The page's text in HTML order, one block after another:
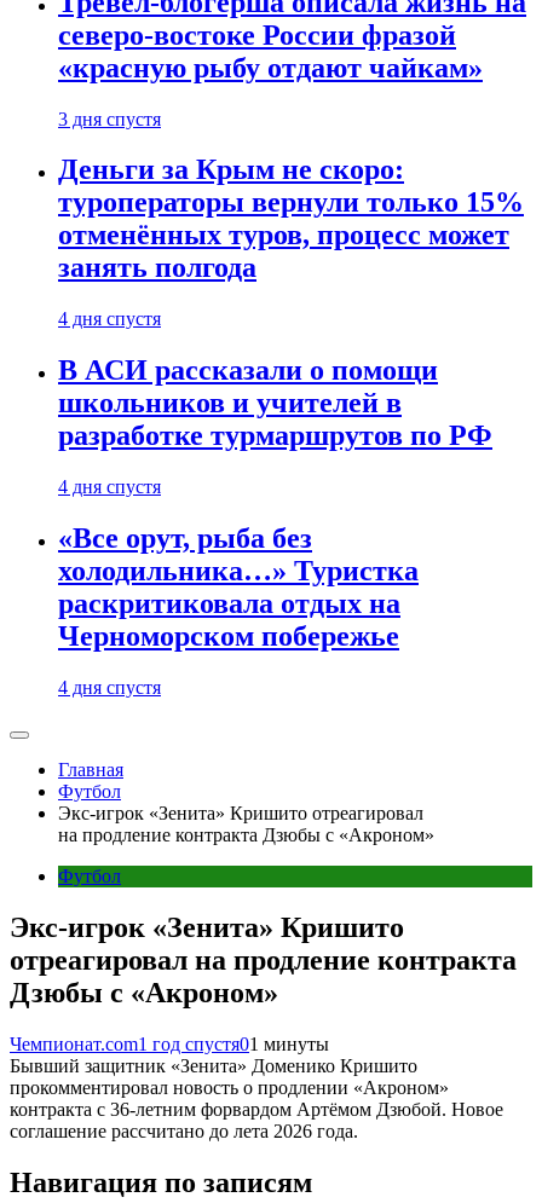
северо-востоке России фразой
«красную рыбу отдают чайкам»
3 дня спустя
Деньги за Крым не скоро:
туроператоры вернули только 15%
отменённых туров, процесс может
занять полгода
4 дня спустя
В АСИ рассказали о помощи
школьников и учителей в
разработке турмаршрутов по РФ
4 дня спустя
«Все орут, рыба без
холодильника…» Туристка
раскритиковала отдых на
Черноморском побережье
4 дня спустя
Главная
Футбол
Экс-игрок «Зенита» Кришито отреагировал
на продление контракта Дзюбы с «Акроном»
Футбол
Экс-игрок «Зенита» Кришито
отреагировал на продление контракта
Дзюбы с «Акроном»
Чемпионат.com1 год спустя01 минуты
Бывший защитник «Зенита» Доменико Кришито
прокомментировал новость о продлении «Акроном»
контракта с 36-летним форвардом Артёмом Дзюбой. Новое
соглашение рассчитано до лета 2026 года.
Навигация по записям